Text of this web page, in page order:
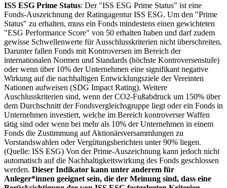
ISS ESG Prime Status: Der "ISS ESG Prime Status" ist eine
Fonds-Auszeichnung der Ratingagentur ISS ESG. Um den "Prime
Status" zu erhalten, muss ein Fonds mindestens einen gewichteten
"ESG Performance Score" von 50 erhalten haben und darf zudem
gewisse Schwellenwerte für Ausschlusskriterien nicht überschreiten.
Darunter fallen Fonds mit Kontroversen im Bereich der
internationalen Normen und Standards (höchste Kontroversenstufe)
oder wenn über 10% der Unternehmen eine signifikant negative
Wirkung auf die nachhaltigen Entwicklungsziele der Vereinten
Nationen aufweisen (SDG Impact Rating). Weitere
Auschlusskriterien sind, wenn der CO2-Fußabdruck um 150% über
dem Durchschnitt der Fondsvergleichsgruppe liegt oder ein Fonds in
Unternehmen investiert, welche im Bereich kontroverser Waffen
tätig sind oder wenn bei mehr als 10% der Unternehmen in einem
Fonds die Zustimmung auf Aktionärsversammlungen zu
Vorstandswahlen oder Vergütungsberichten unter 90% liegen.
(Quelle: ISS ESG) Von der Prime-Auszeichnung kann jedoch nicht
automatisch auf die Nachhaltigkeitswirkung des Fonds geschlossen
werden. Dieser Indikator kann unter anderem für
Anleger*innen geeignet sein, die der Meinung sind, dass eine